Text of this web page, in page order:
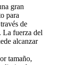
gran
para
de
La fuerza del
alcanzar
tamaño,